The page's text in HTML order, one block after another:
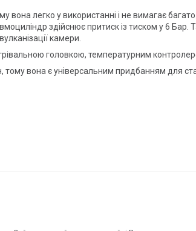
вона легко у використанні і не вимагає
здійснює притиск із тиском у 6
камери.
головкою, температурним
вона є універсальним придбанням для